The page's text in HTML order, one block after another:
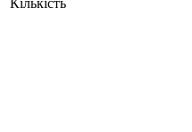
Кількість